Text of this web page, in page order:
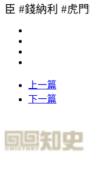
臣 #錢納利 #虎
上一篇
下一篇